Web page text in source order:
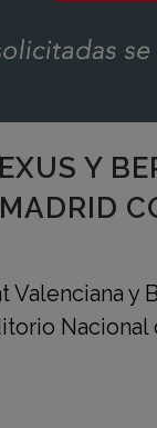
Y
Valenciana